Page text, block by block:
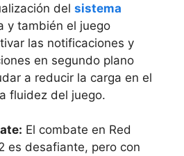
del sistema
y también el juego
las notificaciones y
en segundo plano
a reducir la carga en el
fluidez del juego.
El combate en Red
es desafiante, pero con